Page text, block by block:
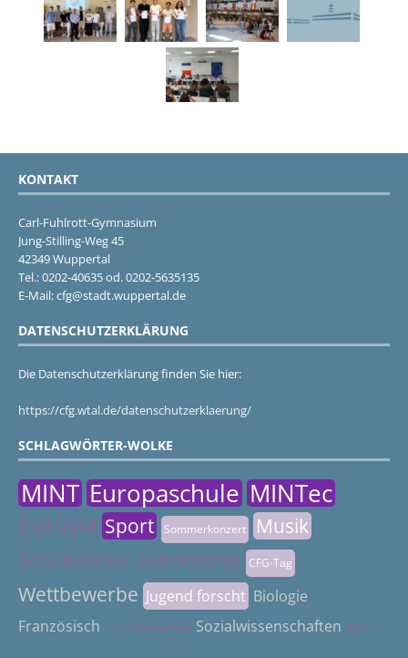
KONTAKT
Carl-Fuhlrott-Gymnasium
Jung-Stilling-Weg 45
42349 Wuppertal
Tel.: 0202-40635 od. 0202-5635135
E-Mail: cfg@stadt.wuppertal.de
DATENSCHUTZERKLÄRUNG
Die Datenschutzerklärung finden Sie hier:
https://cfg.wtal.de/datenschutzerklaerung/
SCHLAGWÖRTER-WOLKE
MINT Europaschule MINTec
Europa Sport Sommerkonzert
Musik
Schülerlabor Astronomie CFG-Tag
Wettbewerbe Jugend forscht Biologie
Französisch CFG Sommerfest Sozialwissenschaften Abitur